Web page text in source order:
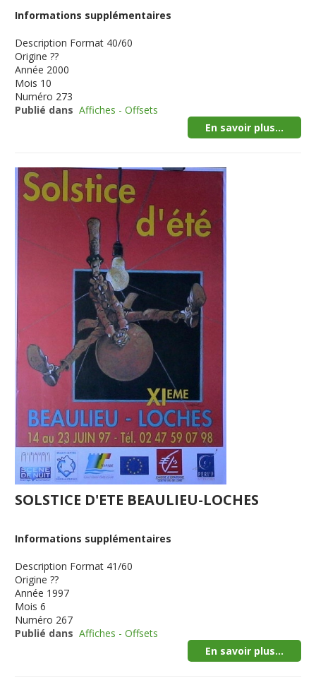
Informations supplémentaires
Description Format 40/60
Origine ??
Année 2000
Mois 10
Numéro 273
Publié dans Affiches - Offsets
En savoir plus...
SOLSTICE D'ETE BEAULIEU-LOCHES
Informations supplémentaires
Description Format 41/60
Origine ??
Année 1997
Mois 6
Numéro 267
Publié dans Affiches - Offsets
En savoir plus...